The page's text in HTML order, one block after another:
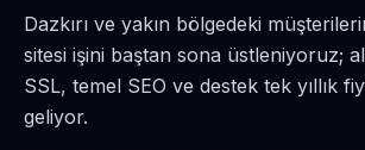
Dazkırı ve yakın bölgedeki
sitesi işini baştan sona üstleniyoruz;
SSL, temel SEO ve destek tek yıllık
geliyor.